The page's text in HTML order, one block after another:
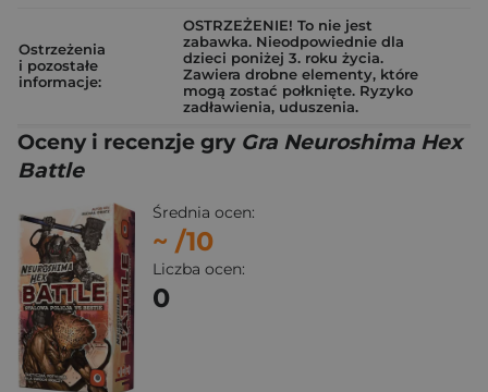
Ostrzeżenia
i pozostałe
informacje:
OSTRZEŻENIE! To nie jest
zabawka. Nieodpowiednie dla
dzieci poniżej 3. roku życia.
Zawiera drobne elementy, które
mogą zostać połknięte. Ryzyko
zadławienia, uduszenia.
Oceny i recenzje gry Gra Neuroshima Hex
Battle
Średnia ocen:
~ /10
Liczba ocen:
0